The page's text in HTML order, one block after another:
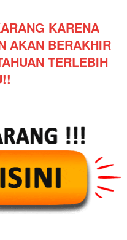
KARENA
AKAN BERAKHIR
TERLEBIH